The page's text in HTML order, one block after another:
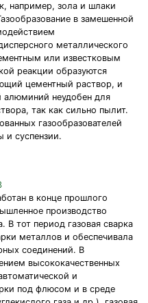
например, зола и шлаки
в замешенной
металлического
или известковым
реакции образуются
цементный раствор, и
неудобен для
так как сильно пылит.
газообразователей
и суспензии.
в конце прошлого
производство
В тот период газовая сварка
металлов и обеспечивала
соединений. В
высококачественных
и
под флюсом и в среде